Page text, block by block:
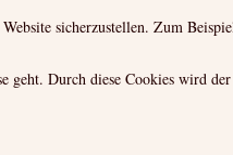
sicherzustellen. Zum
geht. Durch diese Cookies wird